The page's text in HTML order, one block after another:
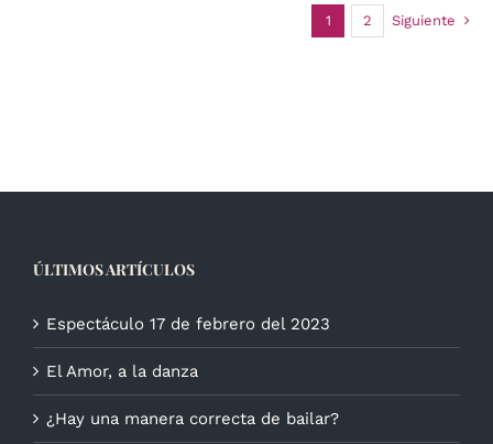
1 2 Siguiente
ÚLTIMOS ARTÍCULOS
Espectáculo 17 de febrero del 2023
El Amor, a la danza
¿Hay una manera correcta de bailar?